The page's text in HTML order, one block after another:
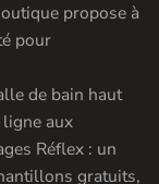
propose à
pour
de bain haut
aux
Réflex : un
gratuits,